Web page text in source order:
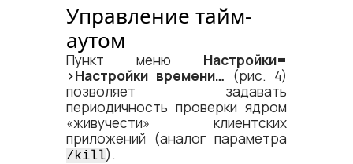
Управление тайм-
аутом
Пункт меню Настройки=​
>Настройки времени… (рис. 4)
позволяет задавать
периодичность проверки ядром
«живучести» клиентских
приложений (аналог параметра
/kill).